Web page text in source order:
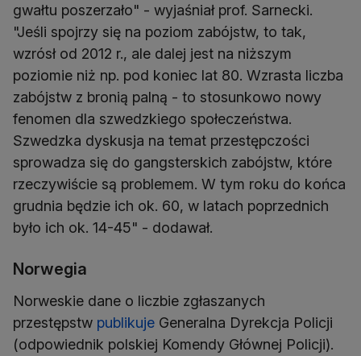
gwałtu poszerzało" - wyjaśniał prof. Sarnecki.
"Jeśli spojrzy się na poziom zabójstw, to tak,
wzrósł od 2012 r., ale dalej jest na niższym
poziomie niż np. pod koniec lat 80. Wzrasta liczba
zabójstw z bronią palną - to stosunkowo nowy
fenomen dla szwedzkiego społeczeństwa.
Szwedzka dyskusja na temat przestępczości
sprowadza się do gangsterskich zabójstw, które
rzeczywiście są problemem. W tym roku do końca
grudnia będzie ich ok. 60, w latach poprzednich
było ich ok. 14-45" - dodawał.
Norwegia
Norweskie dane o liczbie zgłaszanych
przestępstw publikuje Generalna Dyrekcja Policji
(odpowiednik polskiej Komendy Głównej Policji).